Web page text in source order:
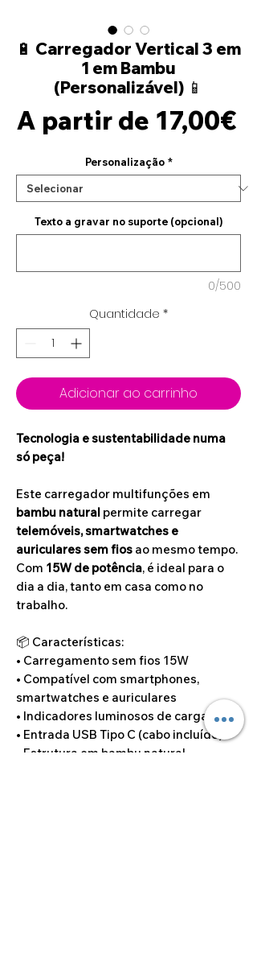
🔋 Carregador Vertical 3 em
1 em Bambu
(Personalizável) 📱
A partir de 17,00€
Personalização *
Texto a gravar no suporte (opcional)
0/500
Quantidade *
Adicionar ao carrinho
Tecnologia e sustentabilidade numa
só peça!
Este carregador multifunções em
bambu natural permite carregar
telemóveis, smartwatches e
auriculares sem fios ao mesmo tempo.
Com 15W de potência, é ideal para o
dia a dia, tanto em casa como no
trabalho.
📦 Características:
• Carregamento sem fios 15W
• Compatível com smartphones,
smartwatches e auriculares
• Indicadores luminosos de carga
• Entrada USB Tipo C (cabo incluído)
• Estrutura em bambu natural